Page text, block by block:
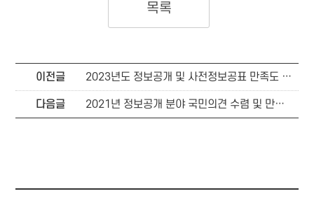
목록
이전글 2023년도 정보공개 및 사전정보공표 만족도 조사결과
다음글 2021년 정보공개 분야 국민의견 수렴 및 만족도 조사결과